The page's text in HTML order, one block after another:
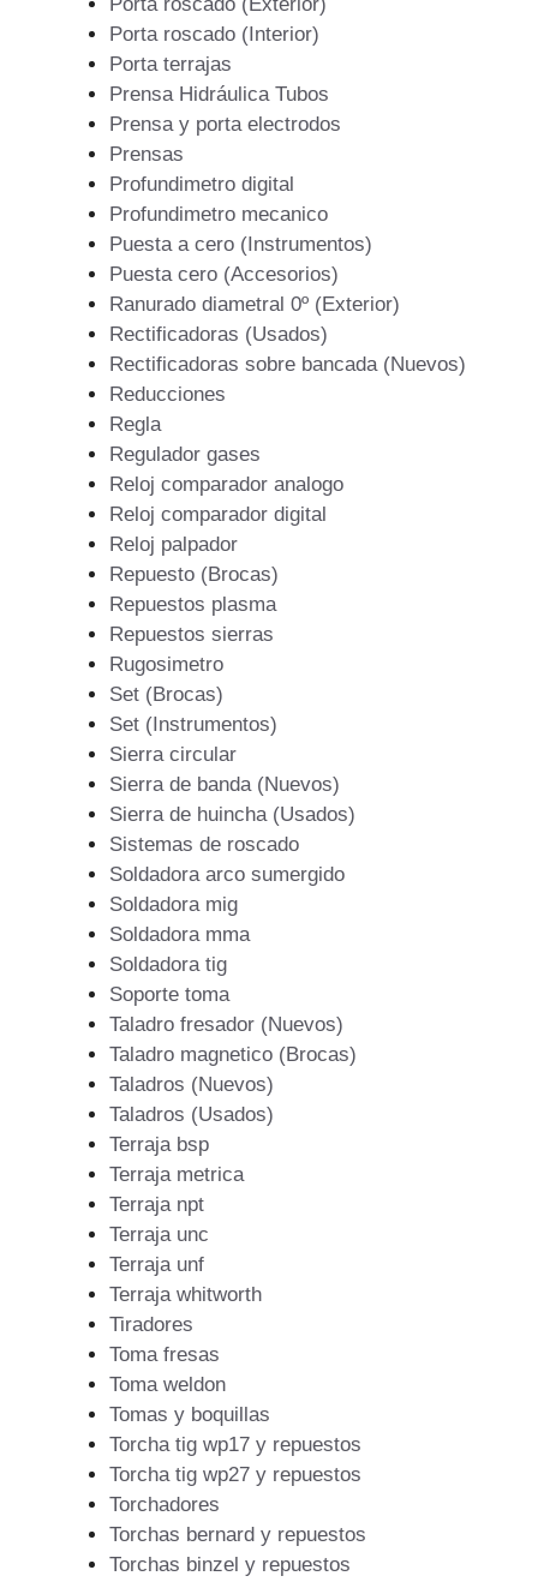
Porta roscado (Exterior)
Porta roscado (Interior)
Porta terrajas
Prensa Hidráulica Tubos
Prensa y porta electrodos
Prensas
Profundimetro digital
Profundimetro mecanico
Puesta a cero (Instrumentos)
Puesta cero (Accesorios)
Ranurado diametral 0º (Exterior)
Rectificadoras (Usados)
Rectificadoras sobre bancada (Nuevos)
Reducciones
Regla
Regulador gases
Reloj comparador analogo
Reloj comparador digital
Reloj palpador
Repuesto (Brocas)
Repuestos plasma
Repuestos sierras
Rugosimetro
Set (Brocas)
Set (Instrumentos)
Sierra circular
Sierra de banda (Nuevos)
Sierra de huincha (Usados)
Sistemas de roscado
Soldadora arco sumergido
Soldadora mig
Soldadora mma
Soldadora tig
Soporte toma
Taladro fresador (Nuevos)
Taladro magnetico (Brocas)
Taladros (Nuevos)
Taladros (Usados)
Terraja bsp
Terraja metrica
Terraja npt
Terraja unc
Terraja unf
Terraja whitworth
Tiradores
Toma fresas
Toma weldon
Tomas y boquillas
Torcha tig wp17 y repuestos
Torcha tig wp27 y repuestos
Torchadores
Torchas bernard y repuestos
Torchas binzel y repuestos